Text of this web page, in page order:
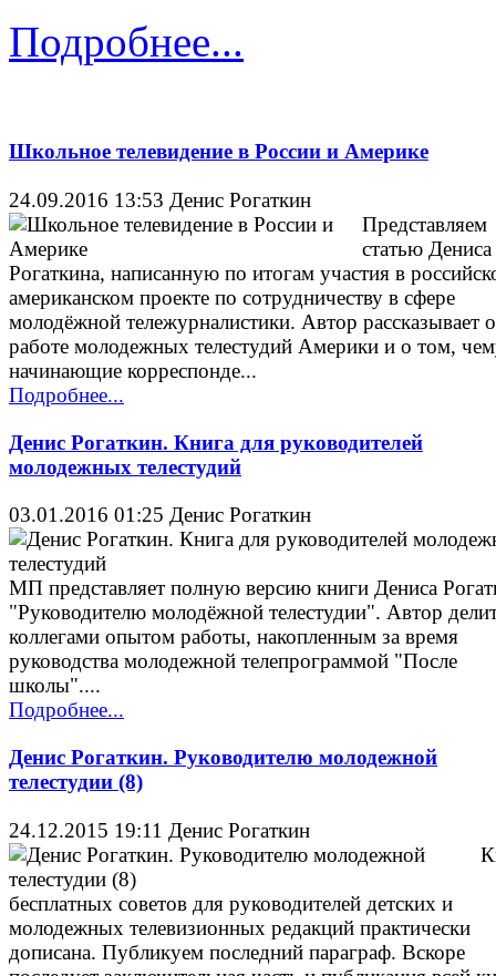
Подробнее...
Школьное телевидение в России и Америке
24.09.2016 13:53 Денис Рогаткин
Представляем
статью Дениса
Рогаткина, написанную по итогам участия в
американском проекте по сотрудничеству в сфере
молодёжной тележурналистики. Автор рассказывает о
работе молодежных телестудий Америки и о том,
начинающие корреспонде...
Подробнее...
Денис Рогаткин. Книга для руководителей
молодежных телестудий
03.01.2016 01:25 Денис Рогаткин
МП представляет полную версию книги Дениса
"Руководителю молодёжной телестудии". Автор
коллегами опытом работы, накопленным за время
руководства молодежной телепрограммой "После
школы"....
Подробнее...
Денис Рогаткин. Руководителю молодежной
телестудии (8)
24.12.2015 19:11 Денис Рогаткин
бесплатных советов для руководителей детских и
молодежных телевизионных редакций практически
дописана. Публикуем последний параграф. Вскоре